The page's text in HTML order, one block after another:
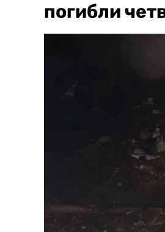
погибли